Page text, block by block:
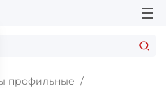
профильные